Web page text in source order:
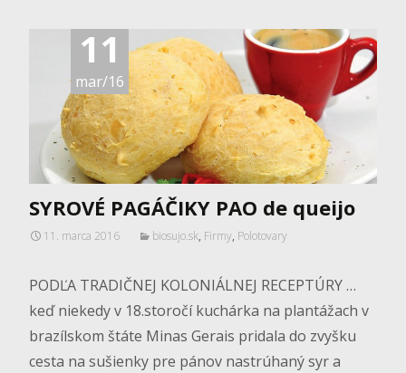
11
mar/16
SYROVÉ PAGÁČIKY PAO de queijo
11. marca 2016 biosujo.sk, Firmy, Polotovary
PODĽA TRADIČNEJ KOLONIÁLNEJ RECEPTÚRY …
keď niekedy v 18.storočí kuchárka na plantážach v
brazílskom štáte Minas Gerais pridala do zvyšku
cesta na sušienky pre pánov nastrúhaný syr a